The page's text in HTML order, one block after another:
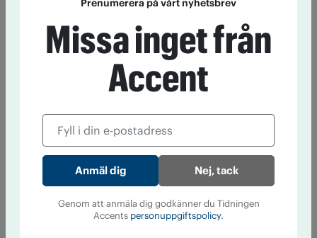
Missa inget från
Accent
Nej, tack
Genom att anmäla dig godkänner du Tidningen
Accents personuppgiftspolicy.